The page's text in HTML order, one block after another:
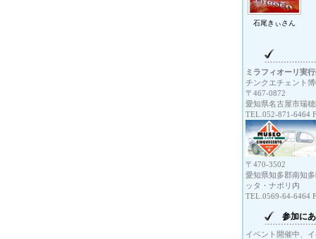
石尾きぃさん
ミラフィオーリ実
チンクエチェント
〒467-0872
愛知県名古屋市瑞
TEL.052-871-6464
〒470-3502
愛知県知多郡南知
ッタ・ナポリ内
TEL.0569-64-6464
参加に
イベント開催中、